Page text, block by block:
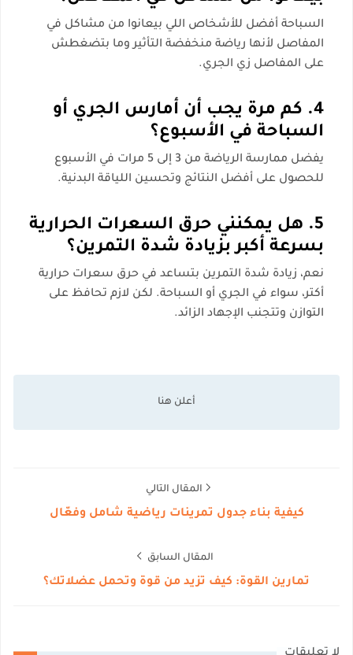
السباحة أفضل للأشخاص اللي بيعانوا من مشاكل في
المفاصل لأنها رياضة منخفضة التأثير وما بتضغطش
على المفاصل زي الجري.
4. كم مرة يجب أن أمارس الجري أو
السباحة في الأسبوع؟
يفضل ممارسة الرياضة من 3 إلى 5 مرات في الأسبوع
للحصول على أفضل النتائج وتحسين اللياقة البدنية.
5. هل يمكنني حرق السعرات الحرارية
بسرعة أكبر بزيادة شدة التمرين؟
نعم، زيادة شدة التمرين بتساعد في حرق سعرات حرارية
أكتر، سواء في الجري أو السباحة. لكن لازم تحافظ على
التوازن وتتجنب الإجهاد الزائد.
المقال التالي
كيفية بناء جدول تمرينات رياضية شامل وفعّال
المقال السابق
تمارين القوة: كيف تزيد من قوة وتحمل عضلاتك؟